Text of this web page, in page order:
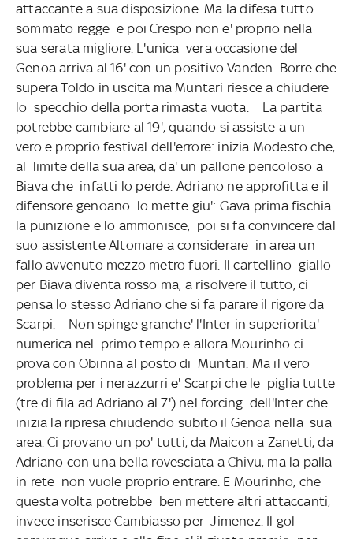
attaccante a sua disposizione. Ma la difesa tutto
sommato regge e poi Crespo non e' proprio nella
sua serata migliore. L'unica vera occasione del
Genoa arriva al 16' con un positivo Vanden Borre che
supera Toldo in uscita ma Muntari riesce a chiudere
lo specchio della porta rimasta vuota.
La partita
potrebbe cambiare al 19', quando si assiste a un
vero e proprio festival dell'errore: inizia Modesto che,
al limite della sua area, da' un pallone pericoloso a
Biava che infatti lo perde. Adriano ne approfitta e il
difensore genoano lo mette giu': Gava prima fischia
la punizione e lo ammonisce, poi si fa convincere dal
suo assistente Altomare a considerare in area un
fallo avvenuto mezzo metro fuori. Il cartellino giallo
per Biava diventa rosso ma, a risolvere il tutto, ci
pensa lo stesso Adriano che si fa parare il rigore da
Scarpi.
Non spinge granche' l'Inter in superiorita'
numerica nel primo tempo e allora Mourinho ci
prova con Obinna al posto di Muntari. Ma il vero
problema per i nerazzurri e' Scarpi che le piglia tutte
(tre di fila ad Adriano al 7') nel forcing dell'Inter che
inizia la ripresa chiudendo subito il Genoa nella sua
area. Ci provano un po' tutti, da Maicon a Zanetti, da
Adriano con una bella rovesciata a Chivu, ma la palla
in rete non vuole proprio entrare. E Mourinho, che
questa volta potrebbe ben mettere altri attaccanti,
invece inserisce Cambiasso per Jimenez. Il gol